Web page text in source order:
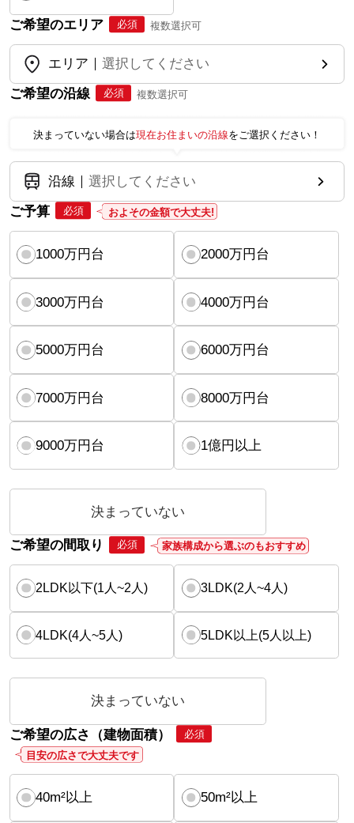
ご希望のエリア 必須 複数選択可
エリア
選択してください
ご希望の沿線
必須 複数選択可
決まっていない場合は現在お住まいの沿線をご選択ください！
沿線
選択してください
ご予算
必須 およその金額で大丈夫!
1000万円台 2000万円台
3000万円台 4000万円台
5000万円台 6000万円台
7000万円台 8000万円台
9000万円台 1億円以上
決まっていない
ご希望の間取り 必須 家族構成から選ぶのもおすすめ
2LDK以下(1人~2人) 3LDK(2人~4人)
4LDK(4人~5人) 5LDK以上(5人以上)
決まっていない
ご希望の広さ（建物面積）
必須
目安の広さで大丈夫です
40m²以上 50m²以上